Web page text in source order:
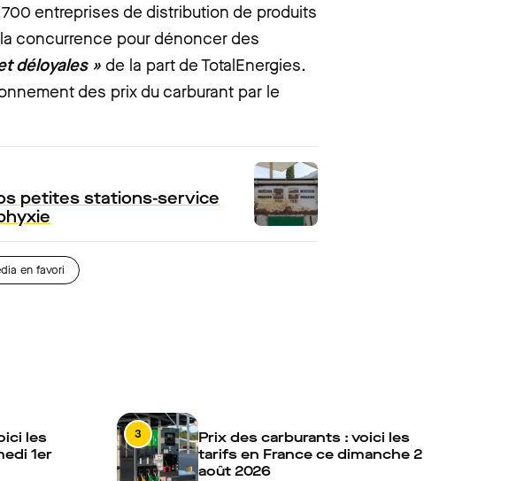
entreprises de distribution de produits
concurrence pour dénoncer des
déloyales » de la part de TotalEnergies.
des prix du carburant par le
petites stations-service
en favori
les
1er
3
Prix des carburants : voici les
tarifs en France ce dimanche 2
août 2026